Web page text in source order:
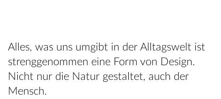
Alles, was uns umgibt in der Alltagswelt ist
strenggenommen eine Form von Design.
Nicht nur die Natur gestaltet, auch der
Mensch.